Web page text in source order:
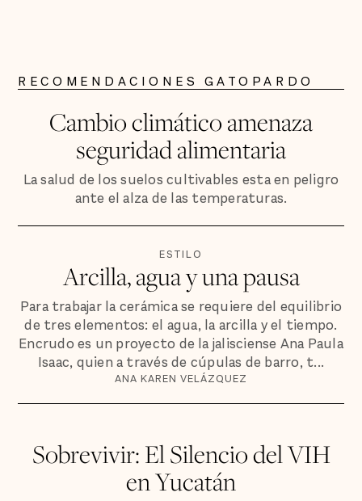
RECOMENDACIONES GATOPARDO
Cambio climático amenaza
seguridad alimentaria
La salud de los suelos cultivables esta en peligro
ante el alza de las temperaturas.
ESTILO
Arcilla, agua y una pausa
Para trabajar la cerámica se requiere del equilibrio
de tres elementos: el agua, la arcilla y el tiempo.
Encrudo es un proyecto de la jalisciense Ana Paula
Isaac, quien a través de cúpulas de barro, t...
ANA KAREN VELÁZQUEZ
Sobrevivir: El Silencio del VIH
en Yucatán